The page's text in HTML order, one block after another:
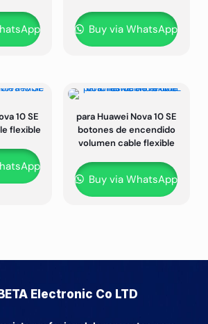
Buy via WhatsApp
10 SE
flexible
para Huawei Nova 10 SE
botones de encendido
volumen cable flexible
Buy via WhatsApp
Electronic Co LTD